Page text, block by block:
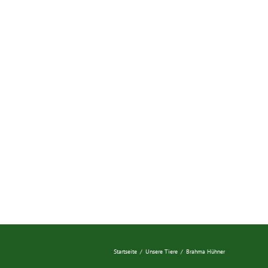
Startseite / Unsere Tiere / Brahma Hühner